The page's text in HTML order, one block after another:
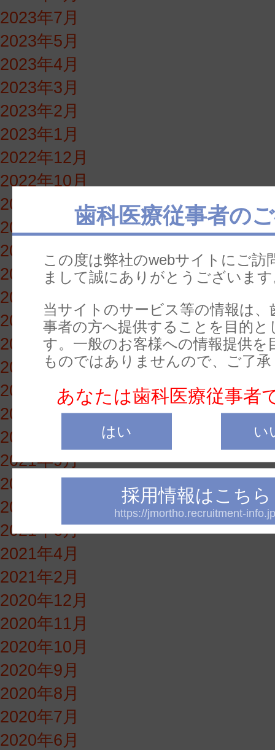
歯科医療従事者の
この度は弊社のwebサイトにご訪
まして誠にありがとうございま
当サイトのサービス等の情報は、
事者の方へ提供することを目的と
す。一般のお客様への情報提供を
ものではありませんので、ご了
あなたは歯科医療従事者
はい い
採用情報はこちら
https://jmortho.recruitment-
2023年7月
2023年5月
2023年4月
2023年3月
2023年2月
2023年1月
2022年12月
2022年10月
2022年9月
2022年8月
2022年7月
2022年6月
2022年5月
2022年4月
2022年3月
2022年2月
2021年12月
2021年11月
2021年10月
2021年9月
2021年8月
2021年7月
2021年6月
2021年4月
2021年2月
2020年12月
2020年11月
2020年10月
2020年9月
2020年8月
2020年7月
2020年6月